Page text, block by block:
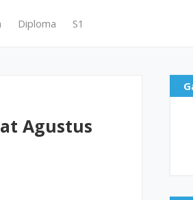
Diploma S1
Agustus